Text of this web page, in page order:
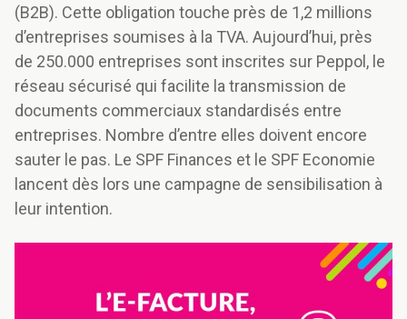
(B2B). Cette obligation touche près de 1,2 millions
d’entreprises soumises à la TVA. Aujourd’hui, près
de 250.000 entreprises sont inscrites sur Peppol, le
réseau sécurisé qui facilite la transmission de
documents commerciaux standardisés entre
entreprises. Nombre d’entre elles doivent encore
sauter le pas. Le SPF Finances et le SPF Economie
lancent dès lors une campagne de sensibilisation à
leur intention.